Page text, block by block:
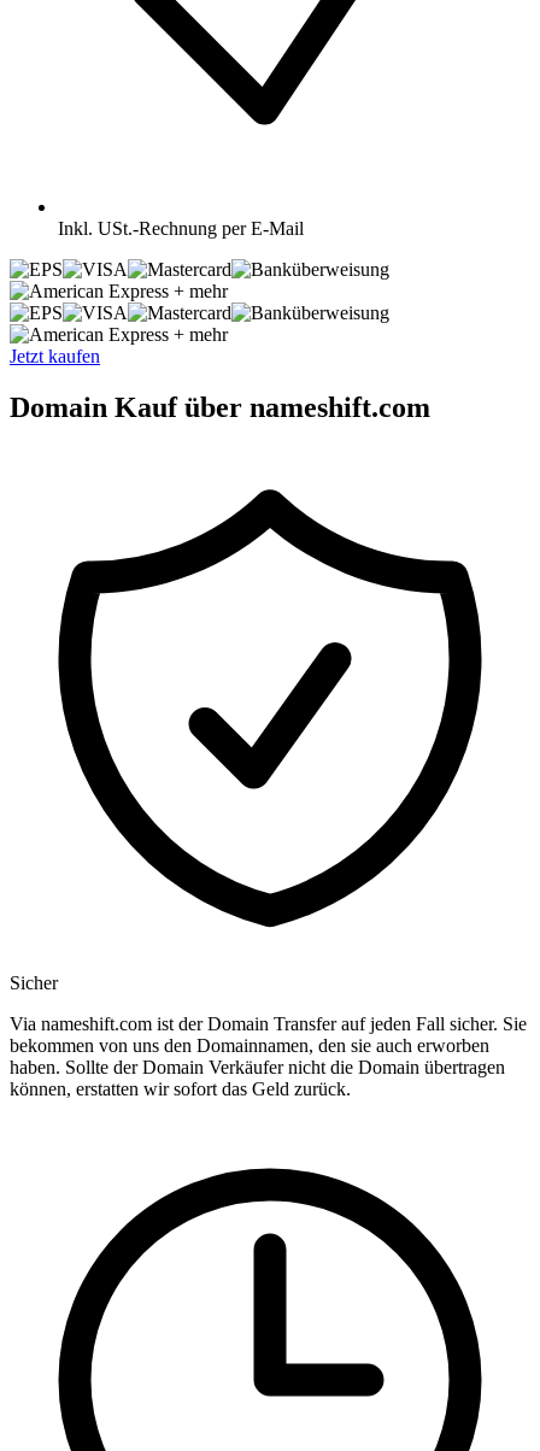
Inkl. USt.-Rechnung per E-Mail
+ mehr
+ mehr
Jetzt kaufen
Domain Kauf über nameshift.com
Sicher
Via nameshift.com ist der Domain Transfer auf jeden Fall sicher. Sie
bekommen von uns den Domainnamen, den sie auch erworben
haben. Sollte der Domain Verkäufer nicht die Domain übertragen
können, erstatten wir sofort das Geld zurück.